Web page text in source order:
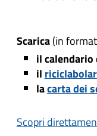
Scarica(in
il
il
lacarta dei
Scopri